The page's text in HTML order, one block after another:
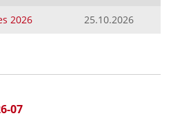
2026 25.10.2026
07